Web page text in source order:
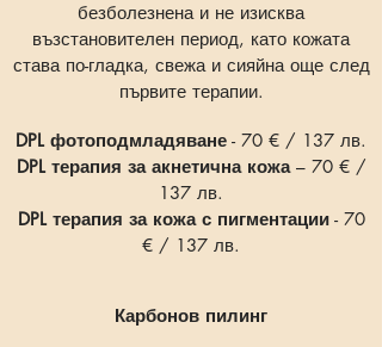
безболезнена и не изисква
възстановителен период, като кожата
става по-гладка, свежа и сияйна още след
първите терапии.
DPL фотоподмладяване - 70 € / 137 лв.
DPL терапия за акнетична кожа – 70 € /
137 лв.
DPL терапия за кожа с пигментации- 70
€ / 137 лв.
Карбонов пилинг